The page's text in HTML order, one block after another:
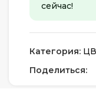
сейчас!
Категория:
Поделиться: